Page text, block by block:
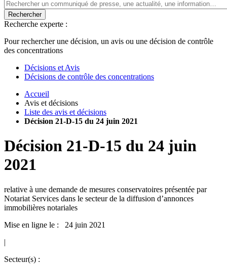
Rechercher
Recherche experte :
Pour rechercher une décision, un avis ou une décision de contrôle
des concentrations
Décisions et Avis
Décisions de contrôle des concentrations
Accueil
Avis et décisions
Liste des avis et décisions
Décision 21-D-15 du 24 juin 2021
Décision 21-D-15 du 24 juin
2021
relative à une demande de mesures conservatoires présentée par
Notariat Services dans le secteur de la diffusion d’annonces
immobilières notariales
Mise en ligne le : 24 juin 2021
|
Secteur(s) :